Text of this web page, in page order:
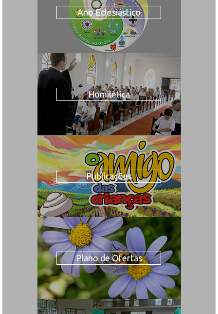
Ano Eclesiástico
Homilética
Publicações
Plano de Ofertas